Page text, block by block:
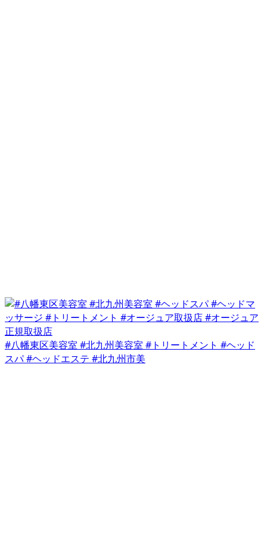
#八幡東区美容室 #北九州美容室 #トリートメント #ヘッド
スパ #ヘッドエステ #北九州市美